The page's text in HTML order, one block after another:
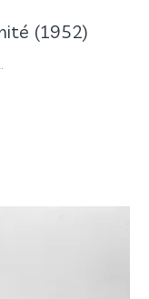
(1952)